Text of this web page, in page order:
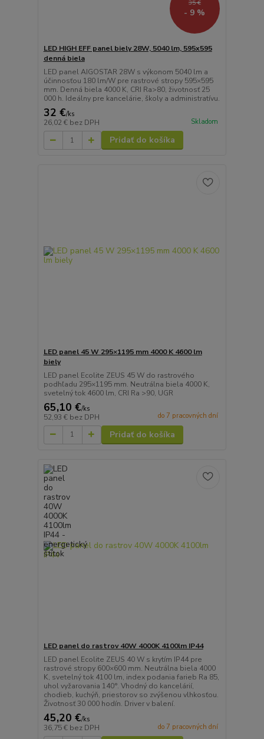
35 €
- 9 %
LED HIGH EFF panel biely 28W, 5040 lm, 595x595
denná biela
LED panel AIGOSTAR 28W s výkonom 5040 lm a
účinnosťou 180 lm/W pre rastrové stropy 595×595
mm. Denná biela 4000 K, CRI Ra>80, životnosť 25
000 h. Ideálny pre kancelárie, školy a administratívu.
32 €/ks
26,02 € bez DPH Skladom
Pridať do košíka
LED panel 45 W 295×1195 mm 4000 K 4600 lm
biely
LED panel Ecolite ZEUS 45 W do rastrového
podhľadu 295×1195 mm. Neutrálna biela 4000 K,
svetelný tok 4600 lm, CRI Ra >90, UGR
65,10 €/ks
52,93 € bez DPH do 7 pracovných dní
Pridať do košíka
LED panel do rastrov 40W 4000K 4100lm IP44
LED panel Ecolite ZEUS 40 W s krytím IP44 pre
rastrové stropy 600×600 mm. Neutrálna biela 4000
K, svetelný tok 4100 lm, index podania farieb Ra 85,
uhol vyžarovania 140°. Vhodný do kancelárií,
chodieb, kuchýň, priestorov so zvýšenou vlhkosťou.
Životnosť 30 000 hodín. Driver v balení.
45,20 €/ks
36,75 € bez DPH do 7 pracovných dní